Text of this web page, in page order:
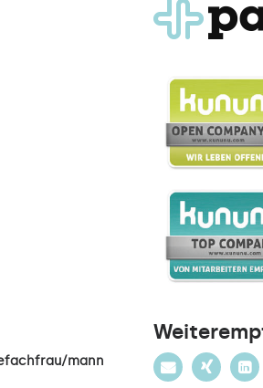
mann